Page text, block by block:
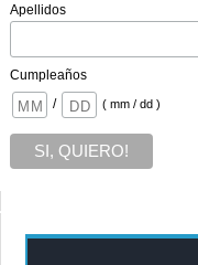
Apellidos
Cumpleaños
/
( mm / dd )